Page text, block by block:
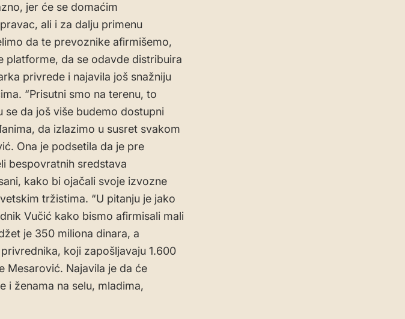
jer će se domaćim
ali i za dalju primenu
da te prevoznike afirmišemo,
platforme, da se odavde distribuira
privrede i najavila još snažniju
“Prisutni smo na terenu, to
da još više budemo dostupni
da izlazimo u susret svakom
Ona je podsetila da je pre
bespovratnih sredstava
kako bi ojačali svoje izvozne
tržistima. “U pitanju je jako
Vučić kako bismo afirmisali mali
je 350 miliona dinara, a
koji zapošljavaju 1.600
Mesarović. Najavila je da će
i ženama na selu, mladima,